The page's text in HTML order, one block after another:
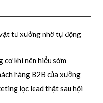
tư xưởng nhờ tự động
cơ khí nên hiểu sớm
hàng B2B của xưởng
lọc lead thật sau hội